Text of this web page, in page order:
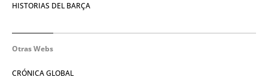
HISTORIAS DEL BARÇA
Otras Webs
CRÓNICA GLOBAL